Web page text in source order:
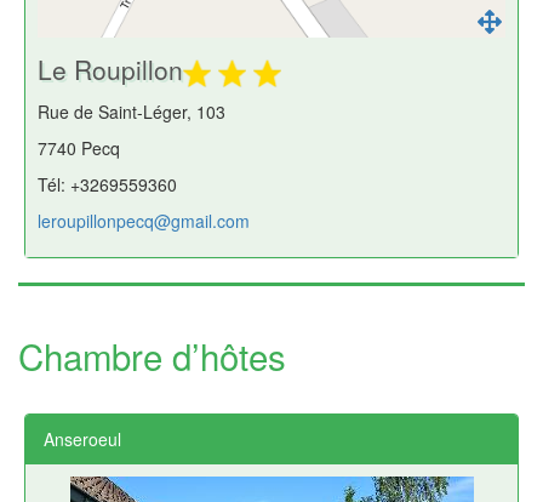
Le Roupillon
Rue de Saint-Léger, 103
7740 Pecq
Tél: +3269559360
leroupillonpecq@gmail.com
Chambre d’hôtes
Anseroeul